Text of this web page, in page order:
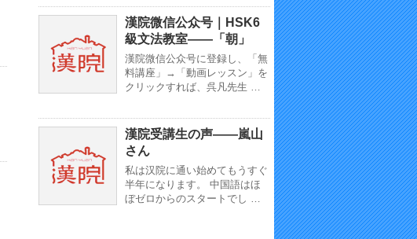
漢院微信公众号｜HSK6
級文法教室——「朝」
漢院微信公众号に登録し、「無
料講座」→「動画レッスン」を
クリックすれば、呉凡先生 …
漢院受講生の声——嵐山
さん
私は汉院に通い始めてもうすぐ
半年になります。 中国語はほ
ぼゼロからのスタートでし …